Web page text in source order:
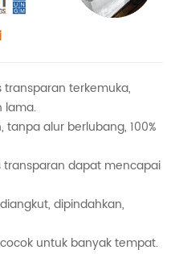
transparan terkemuka,
lama.
alur berlubang, 100%
transparan dapat mencapai
dipindahkan,
untuk banyak tempat.